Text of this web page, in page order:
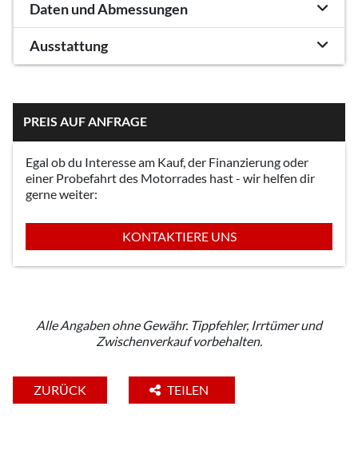
Daten und Abmessungen
Ausstattung
PREIS AUF ANFRAGE
Egal ob du Interesse am Kauf, der Finanzierung oder
einer Probefahrt des Motorrades hast - wir helfen dir
gerne weiter:
KONTAKTIERE UNS
Alle Angaben ohne Gewähr. Tippfehler, Irrtümer und
Zwischenverkauf vorbehalten.
ZURÜCK TEILEN